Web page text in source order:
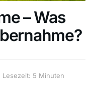
– Was
Lesezeit: 5 Minuten